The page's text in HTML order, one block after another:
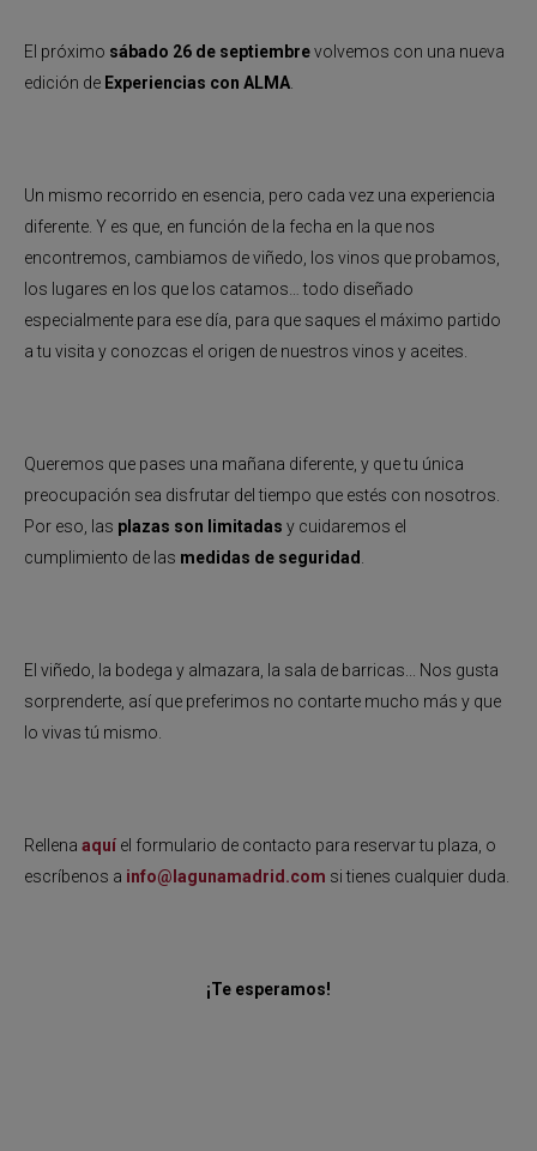
El próximo sábado 26 de septiembrevolvemos con una nueva
edición de Experiencias con ALMA
Un mismo recorrido en esencia, pero cada vez una experiencia
diferente. Y es que, en función de la fecha en la que nos
encontremos, cambiamos de viñedo, los vinos que probamos,
los lugares en los que los catamos… todo diseñado
especialmente para ese día, para que saques el máximo partido
a tu visita y conozcas el origen de nuestros vinos y aceites.
Queremos que pases una mañana diferente, y que tu única
preocupación sea disfrutar del tiempo que estés con nosotros.
Por eso, las plazas son limitadas y cuidaremos el
cumplimiento de las medidas de seguridad
El viñedo, la bodega y almazara, la sala de barricas... Nos gusta
sorprenderte, así que preferimos no contarte mucho más y que
lo vivas tú mismo.
Rellena aquí el formulario de contacto para reservar tu plaza, o
escríbenos a info@lagunamadrid.com si tienes cualquier duda.
¡Te esperamos!